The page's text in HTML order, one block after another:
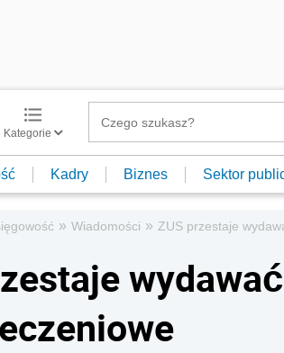
Kategorie
Kadry Biznes Sektor
» Wiadomości » ZUS przestaje